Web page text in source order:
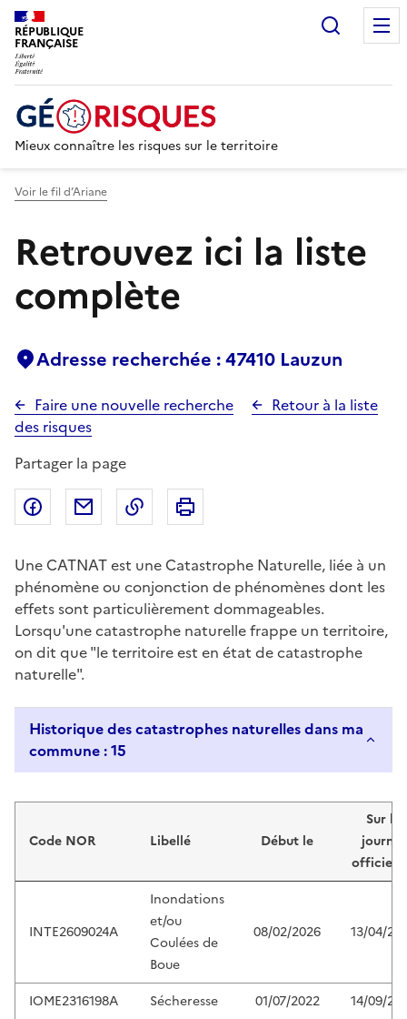
RÉPUBLIQUE
FRANÇAISE
Mieux connaître les risques sur le territoire
Voir le fil d’Ariane
Retrouvez ici la liste
complète
Adresse recherchée : 47410 Lauzun
Faire une nouvelle recherche
Retour à la liste
des risques
Partager la page
Partager sur Facebook
Partager par emailCopier dans le presse-papier
Une CATNAT est une Catastrophe Naturelle, liée à un
phénomène ou conjonction de phénomènes dont les
effets sont particulièrement dommageables.
Lorsqu'une catastrophe naturelle frappe un territoire,
on dit que "le territoire est en état de catastrophe
naturelle".
Historique des catastrophes naturelles dans ma
commune : 15
Code NOR Libellé Début le
Sur le
journal
officiel
INTE2609024A
Inondations
et/ou
Coulées de
Boue
08/02/2026 13/04/
IOME2316198A Sécheresse 01/07/2022 14/09/